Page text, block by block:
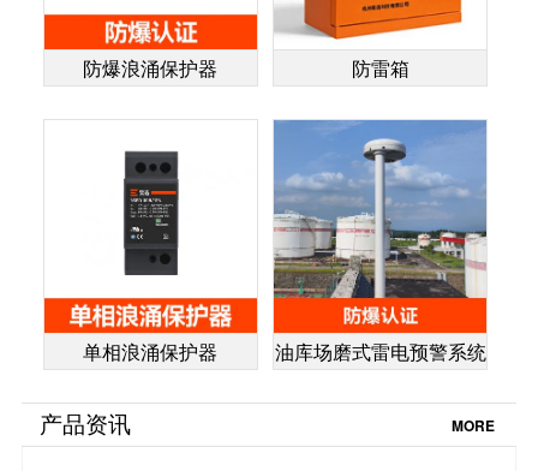
防爆浪涌保护器 防雷箱
单相浪涌保护器 油库场磨式雷电预警系统
产品资讯 MORE